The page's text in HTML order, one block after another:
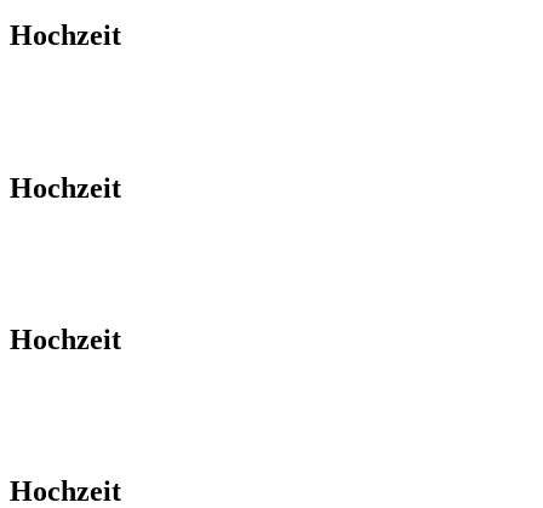
Hochzeit
Hochzeit
Hochzeit
Hochzeit